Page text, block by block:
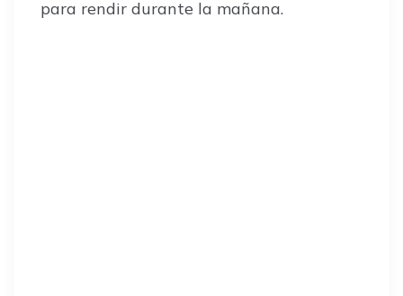
para rendir durante la mañana.